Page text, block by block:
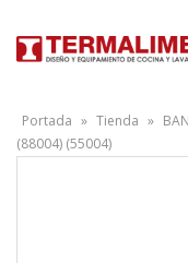
Portada » Tienda »
(88004) (55004)